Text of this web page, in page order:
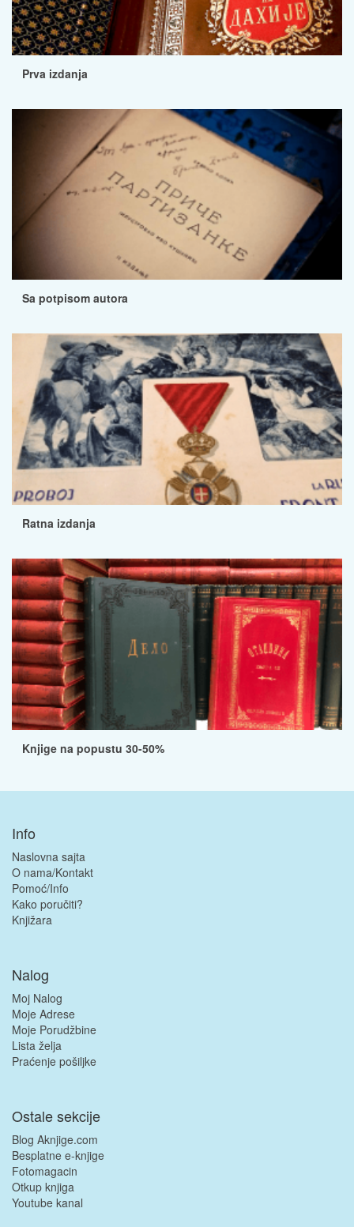
Prva izdanja
Sa potpisom autora
Ratna izdanja
Knjige na popustu 30-50%
Info
Naslovna sajta
O nama/Kontakt
Pomoć/Info
Kako poručiti?
Knjižara
Nalog
Moj Nalog
Moje Adrese
Moje Porudžbine
Lista želja
Praćenje pošiljke
Ostale sekcije
Blog Aknjige.com
Besplatne e-knjige
Fotomagacin
Otkup knjiga
Youtube kanal